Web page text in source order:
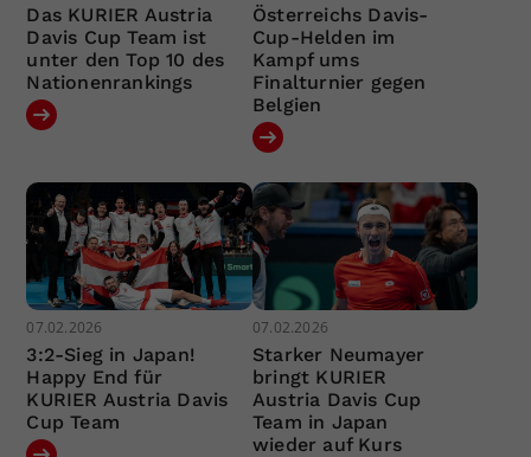
Das KURIER Austria
Davis Cup Team ist
unter den Top 10 des
Nationenrankings
Österreichs Davis-
Cup-Helden im
Kampf ums
Finalturnier gegen
Belgien
07.02.2026
3:2-Sieg in Japan!
Happy End für
KURIER Austria Davis
Cup Team
07.02.2026
Starker Neumayer
bringt KURIER
Austria Davis Cup
Team in Japan
wieder auf Kurs